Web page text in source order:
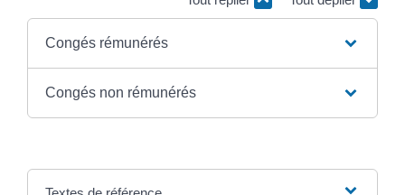
Congés rémunérés
Congés non rémunérés